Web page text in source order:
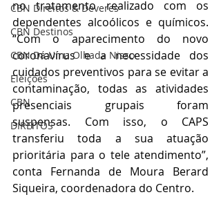
CBN Direitos & Deveres
CBN Destinos
CBN Dá Uma Olhada Nisso
Eleições
CBN
DIREITOS
no tratamento realizado com os
dependentes alcoólicos e químicos.
“Com o aparecimento do novo
coronavírus e a necessidade dos
cuidados preventivos para se evitar a
contaminação, todas as atividades
presenciais grupais foram
suspensas. Com isso, o CAPS
transferiu toda a sua atuação
prioritária para o tele atendimento”,
conta Fernanda de Moura Berard
Siqueira, coordenadora do Centro.